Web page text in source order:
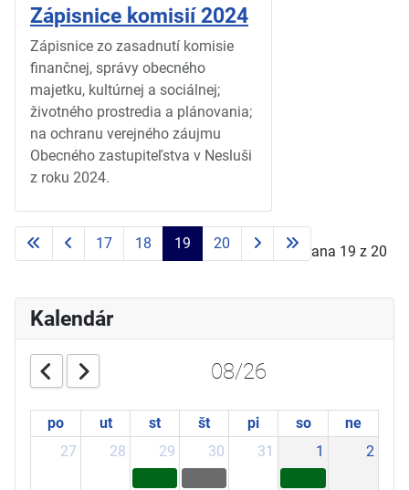
Zápisnice komisií 2024
Zápisnice zo zasadnutí komisie
finančnej, správy obecného
majetku, kultúrnej a sociálnej;
životného prostredia a plánovania;
na ochranu verejného záujmu
Obecného zastupiteľstva v Nesluši
z roku 2024.
Strana 19 z 20
17 18 19 20
Kalendár
08/26
po ut st št pi so
ne
27
28 29 30 31 1 2